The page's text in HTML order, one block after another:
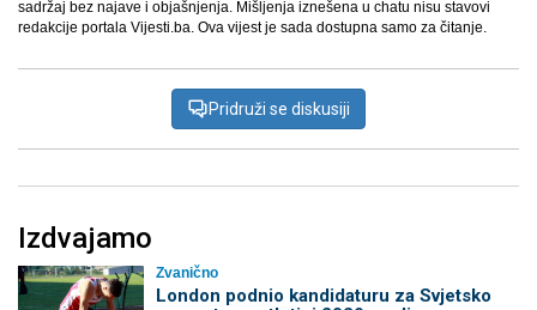
sadržaj bez najave i objašnjenja. Mišljenja iznešena u chatu nisu stavovi
redakcije portala Vijesti.ba. Ova vijest je sada dostupna samo za čitanje.
Pridruži se diskusiji
Izdvajamo
Zvanično
London podnio kandidaturu za Svjetsko